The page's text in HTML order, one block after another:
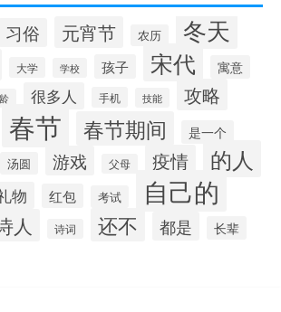
习俗 元宵节 农历 冬天
大学 学校 孩子 宋代 寓意
很多人 手机 技能 攻略
春节 春节期间 是一个
汤圆 游戏 父母 疫情 的人
物 红包 考试 自己的
人 诗词 还不 都是 长辈